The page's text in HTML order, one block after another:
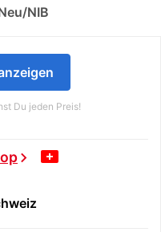
Du jeden Preis!
chevron_right
NIB